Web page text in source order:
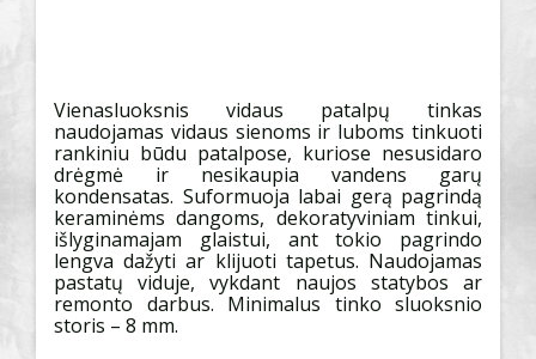
Vienasluoksnis vidaus patalpų tinkas
naudojamas vidaus sienoms ir luboms tinkuoti
rankiniu būdu patalpose, kuriose nesusidaro
drėgmė ir nesikaupia vandens garų
kondensatas. Suformuoja labai gerą pagrindą
keraminėms dangoms, dekoratyviniam tinkui,
išlyginamajam glaistui, ant tokio pagrindo
lengva dažyti ar klijuoti tapetus. Naudojamas
pastatų viduje, vykdant naujos statybos ar
remonto darbus. Minimalus tinko sluoksnio
storis – 8 mm.